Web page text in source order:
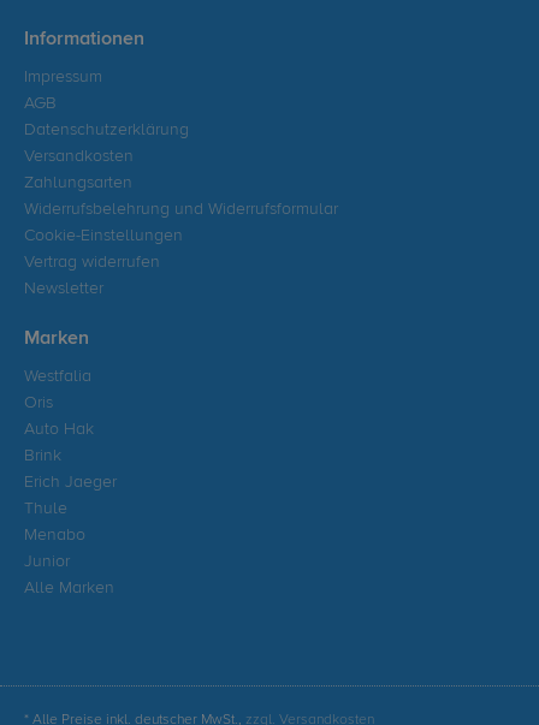
Informationen
Impressum
AGB
Datenschutzerklärung
Versandkosten
Zahlungsarten
Widerrufsbelehrung und Widerrufsformular
Cookie-Einstellungen
Vertrag widerrufen
Newsletter
Marken
Westfalia
Oris
Auto Hak
Brink
Erich Jaeger
Thule
Menabo
Junior
Alle Marken
* Alle Preise inkl. deutscher MwSt., zzgl. Versandkosten